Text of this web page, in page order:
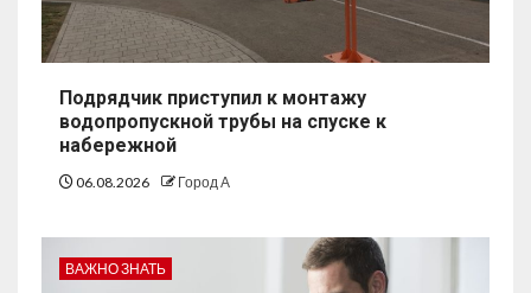
Подрядчик приступил к монтажу
водопропускной трубы на спуске к
набережной
06.08.2026 Город А
ВАЖНО ЗНАТЬ